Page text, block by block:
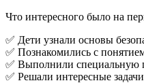
Что интересного было на
✅ Дети узнали основы
✅ Познакомились с
✅ Выполнили специальную
✅ Решали интересные